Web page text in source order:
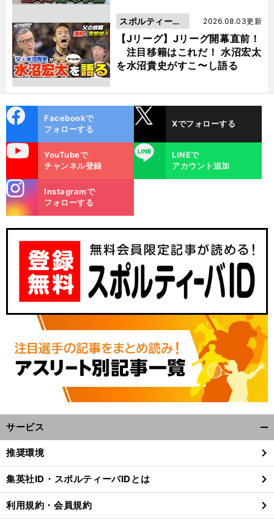
【Jリーグ】Jリーグ開幕直前！
注目移籍はこれだ！ 水沼宏太
を水沼貴史がすこ〜し語る
2026.08.03更新
スポルティーバ
動画
ok
Facebookで
フォローする
Xでフォローする
YouTubeで
チャンネル登録
LINE
LINEで
アカウント追加
m
Instagramで
フォローする
サービス
閉
る
推奨環境
集英社ID・スポルティーバIDとは
利用規約・会員規約